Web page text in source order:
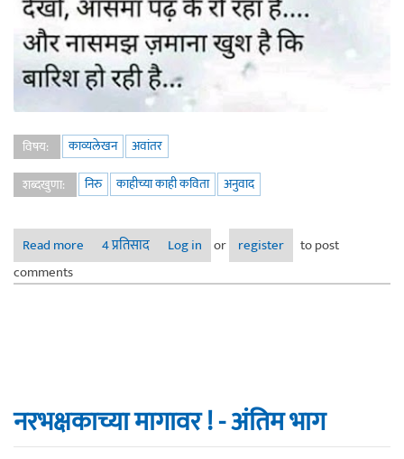
विषय: काव्यलेखन
अवांतर
शब्दखुणा:
निरु काहीच्या काही कविता अनुवाद
Read more about 'असफल-प्रेम' कविता
4 प्रतिसाद Log in or register
to post
comments
नरभक्षकाच्या मागावर ! - अंतिम भाग